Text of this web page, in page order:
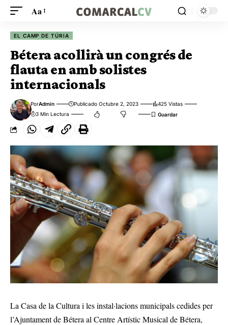
Aa
EL CAMP DE TÚRIA
Bétera acollirà un congrés de
flauta en amb solistes
internacionals
PorAdmin Publicado Octubre 2, 2023
425 Vistas
3 Min Lectura
La Casa de la Cultura i les instal·lacions municipals cedides per
l’Ajuntament de Bétera al Centre Artístic Musical de Bétera,